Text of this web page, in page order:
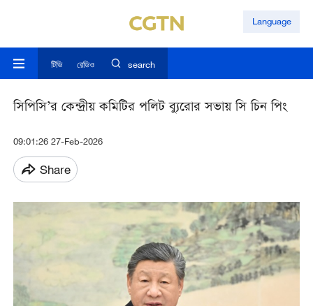
Language
টিভি রেডিও search
সিপিসি’র কেন্দ্রীয় কমিটির পলিট ব্যুরোর সভায় সি চিন পিং
09:01:26 27-Feb-2026
Share